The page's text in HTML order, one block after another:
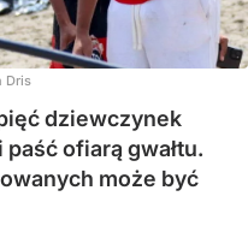
Dris
dziewczynek
ofiarą gwałtu.
może być